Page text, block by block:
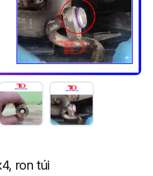
ron túi